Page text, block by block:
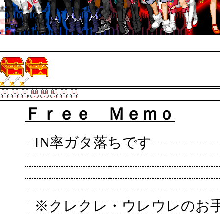
せりも[お邪魔します～(*´∀｀*) ]
千隼[おじゃましまーす ]
卍里奈卍[おじゃまします（*‐ω‐*） ]
Ｆｒｅｅ Ｍｅｍｏ
IN率ガタ落ちです
※クレクレ・ウレウレのお